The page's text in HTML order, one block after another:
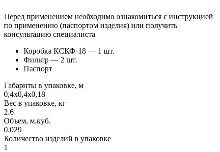
Перед применением необходимо ознакомиться с инструкцией
по применению (паспортом изделия) или получить
консультацию специалиста
Коробка КСКФ-18 — 1 шт.
Фильтр — 2 шт.
Паспорт
Габариты в упаковке, м
0,4х0,4х0,18
Вес в упаковке, кг
2.6
Объем, м.куб.
0.029
Количество изделий в упаковке
1